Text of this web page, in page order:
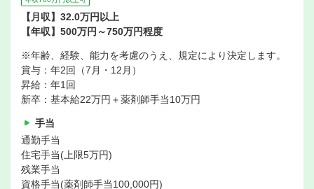
【月収】32.0万円以上
【年収】500万円～750万円程度
※年齢、経験、能力を考慮のうえ、規定により決定します。
賞与：年2回（7月・12月）
昇給：年1回
新卒：基本給22万円＋薬剤師手当10万円
手当
通勤手当
住宅手当(上限5万円)
残業手当
資格手当(薬剤師手当100,000円)